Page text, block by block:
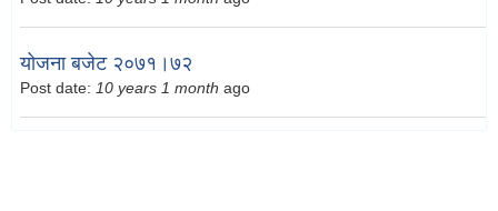
योजना बजेट २०७१।७२
Post date: 10 years 1 month ago